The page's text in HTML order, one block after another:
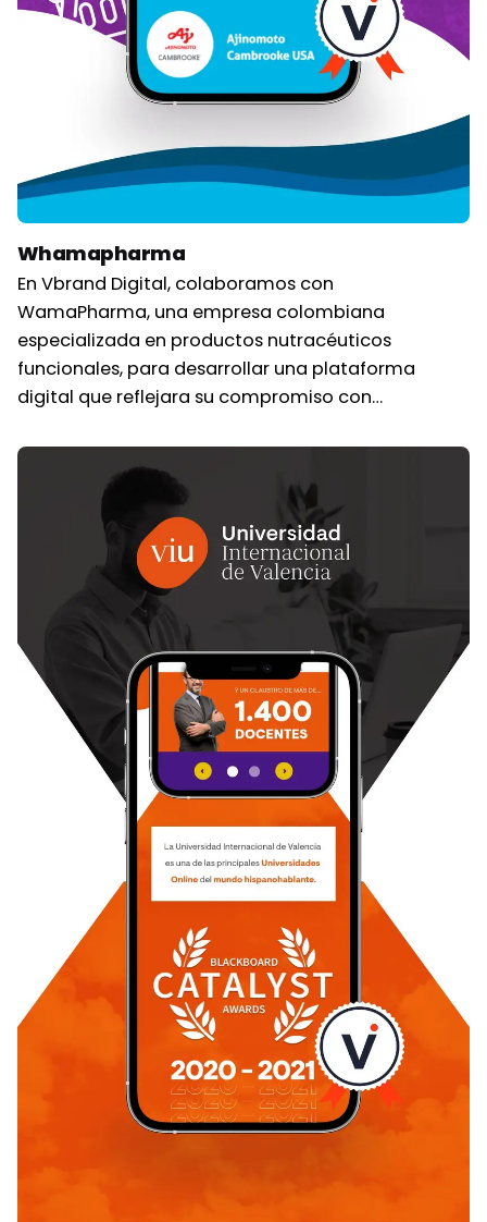
Whamapharma
En Vbrand Digital, colaboramos con
WamaPharma, una empresa colombiana
especializada en productos nutracéuticos
funcionales, para desarrollar una plataforma
digital que reflejara su compromiso con…